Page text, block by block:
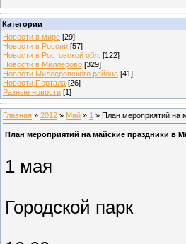
Категории
Новости в мире [29]
Новости в России [57]
Новости в Ростовской обл. [122]
Новости в Миллерово [329]
Новости Миллеровского района [41]
Новости Портала [26]
Разные новости [1]
Главная » 2012 » Май » 1 » План мероприятий на
План мероприятий на майские праздники в
1 мая
Городской парк